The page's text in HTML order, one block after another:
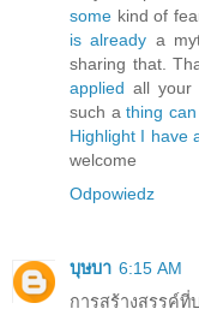
some kind of
is already a
sharing that.
applied all your
such athing can
Highlight I have
welcome
Odpowiedz
บุษบา 6:15 AM
การสร้างสรรค์